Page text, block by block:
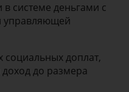
системе деньгами с
управляющей
социальных доплат,
до размера